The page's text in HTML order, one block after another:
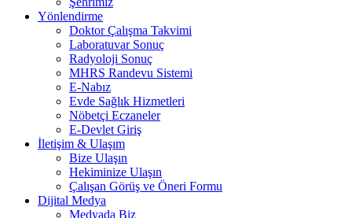
Yönlendirme
Doktor Çalışma Takvimi
Laboratuvar Sonuç
Radyoloji Sonuç
MHRS Randevu Sistemi
E-Nabız
Evde Sağlık Hizmetleri
Nöbetçi Eczaneler
E-Devlet Giriş
İletişim & Ulaşım
Bize Ulaşın
Hekiminize Ulaşın
Çalışan Görüş ve Öneri Formu
Dijital Medya
Medyada Biz